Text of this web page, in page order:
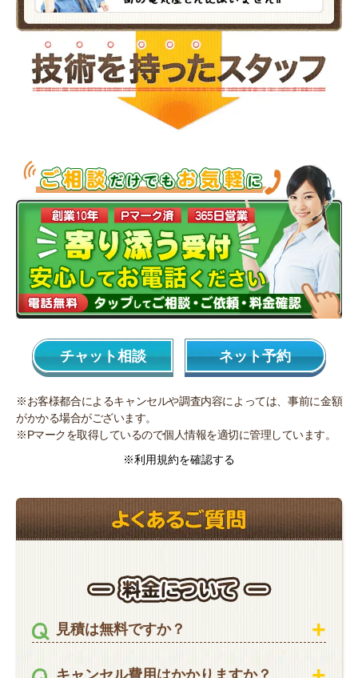
チャット相談 ネット予約
※お客様都合によるキャンセルや調査内容によっては、事前に金額
がかかる場合がございます。
※Pマークを取得しているので個人情報を適切に管理しています。
※利用規約を確認する
見積は無料ですか？
キャンセル費用はかかりますか？